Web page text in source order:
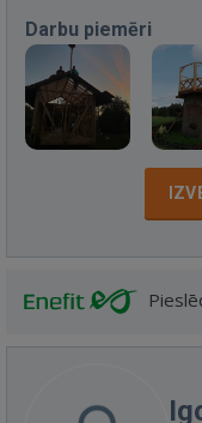
Darbu piemēri